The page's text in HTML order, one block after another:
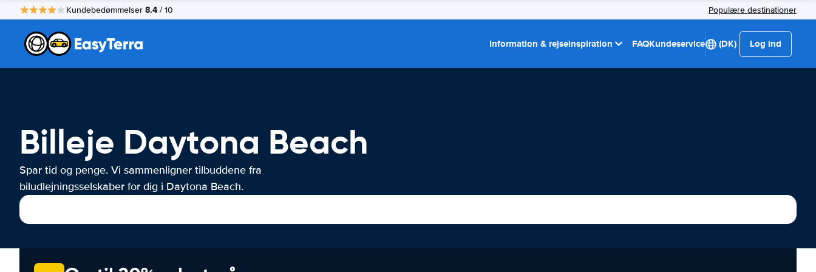
Kundebedømmelser 8.4 / 10 Populære destinationer
Information & rejseinspiration FAQKundeservice (DK) Log ind
Billeje Daytona Beach
Spar tid og penge. Vi sammenligner tilbuddene fra
biludlejningsselskaber for dig i Daytona Beach.